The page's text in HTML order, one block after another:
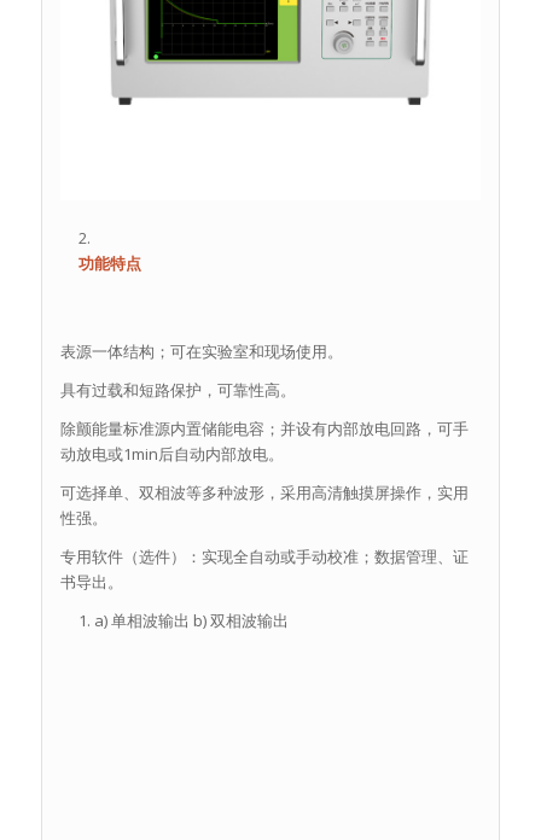
功能特点
表源一体结构；可在实验室和现场使用。
具有过载和短路保护，可靠性高。
除颤能量标准源内置储能电容；并设有内部放电回路，可手
动放电或1min后自动内部放电。
可选择单、双相波等多种波形，采用高清触摸屏操作，实用
性强。
专用软件（选件）：实现全自动或手动校准；数据管理、证
书导出。
a) 单相波输出 b) 双相波输出